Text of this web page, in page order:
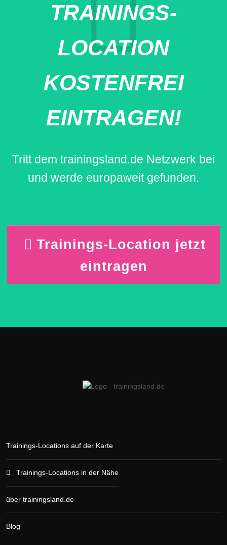
TRAININGS-
LOCATION
KOSTENFREI
EINTRAGEN!
Tritt dem trainingsland.de Netzwerk bei
und werde europaweit gefunden.
Trainings-Location jetzt
eintragen
Trainings-Locations auf der Karte
Trainings-Locations in der Nähe
über trainingsland.de
Blog